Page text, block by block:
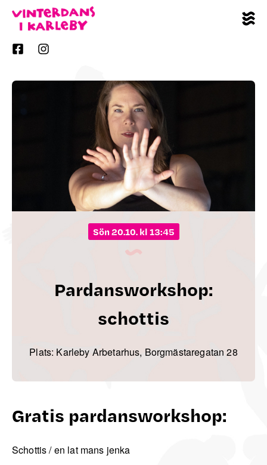
sön 20.10. kl 13:45
Pardansworkshop:
schottis
Plats: Karleby Arbetarhus, Borgmästaregatan 28
Gratis pardansworkshop:
Schottis / en lat mans jenka